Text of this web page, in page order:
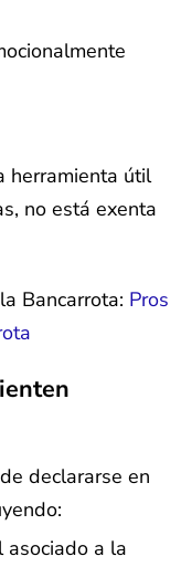
herramienta útil
no está exenta
Bancarrota: Pros
declararse en
asociado a la